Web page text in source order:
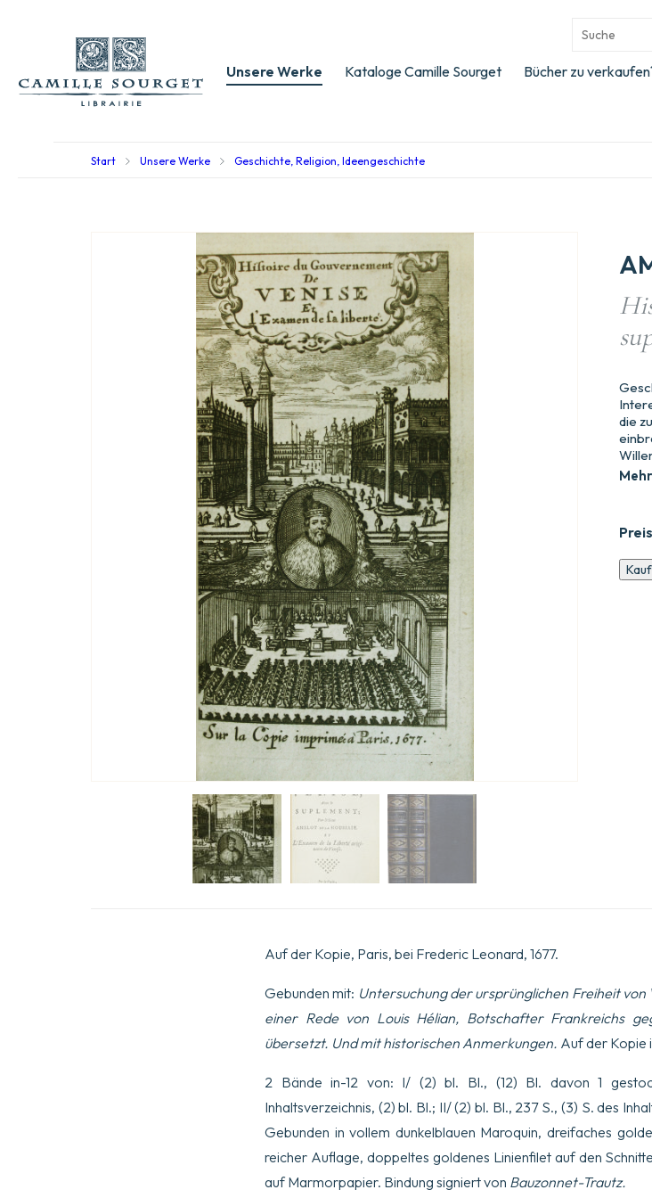
Unsere Werke Kataloge Camille Sourget Bücher zu
Start Unsere Werke Geschichte, Religion, Ideengeschichte
die
der
Auf der Kopie, Paris, bei Frederic Leonard, 1677.
Gebunden mit: Untersuchung der ursprünglichen Freiheit
einer Rede von Louis Hélian, Botschafter Frankreichs
übersetzt. Und mit historischen Anmerkungen. Auf der Kopie
2 Bände in-12 von: I/ (2) bl. Bl., (12) Bl. davon 1
Inhaltsverzeichnis, (2) bl. Bl.; II/ (2) bl. Bl., 237 S., (3) S. des
Gebunden in vollem dunkelblauen Maroquin, dreifaches
reicher Auflage, doppeltes goldenes Linienfilet auf den
auf Marmorpapier. Bindung signiert von Bauzonnet-Trautz.